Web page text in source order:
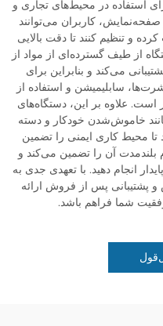
استفاده در محیط‌های تجاری و
کاربران می‌توانند
و تنظیم کنند تا دقت بالایی
از طیف گسترده‌ای از مواد از
می‌کند و بنابراین برای
سابلیمیشن و استفاده از
است. علاوه بر این، دستگاه‌های
خاموش‌شدن خودکار و دسته
محیط کاری ایمنی را تضمین
بلندمدت آن را تضمین می‌کند و
انجام دهید. با تعهدی جدی به
پشتیبانی پس از فروش ارائه
شما فراهم باشد.